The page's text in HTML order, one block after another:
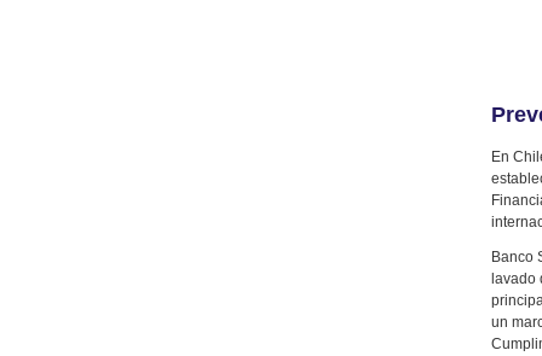
En
Banco
lavado
un